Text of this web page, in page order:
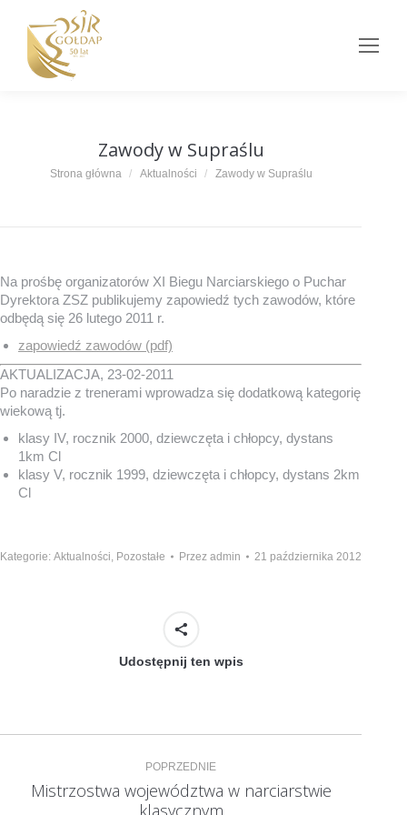
Zawody w Supraślu
Jesteś tutaj:
Strona główna Aktualności Zawody w Supraślu
Na prośbę organizatorów XI Biegu Narciarskiego o Puchar
Dyrektora ZSZ publikujemy zapowiedź tych zawodów, które
odbędą się 26 lutego 2011 r.
zapowiedź zawodów (pdf)
AKTUALIZACJA, 23-02-2011
Po naradzie z trenerami wprowadza się dodatkową kategorię
wiekową tj.
klasy IV, rocznik 2000, dziewczęta i chłopcy, dystans
1km Cl
klasy V, rocznik 1999, dziewczęta i chłopcy, dystans 2km
Cl
Kategorie: Aktualności, Pozostałe Przez admin 21 października 2012
Udostępnij ten wpis
Nawigacja
wpisów
POPRZEDNIE
Poprzedni
Mistrzostwa województwa w narciarstwie
klasycznym